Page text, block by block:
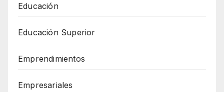
Educación
Educación Superior
Emprendimientos
Empresariales